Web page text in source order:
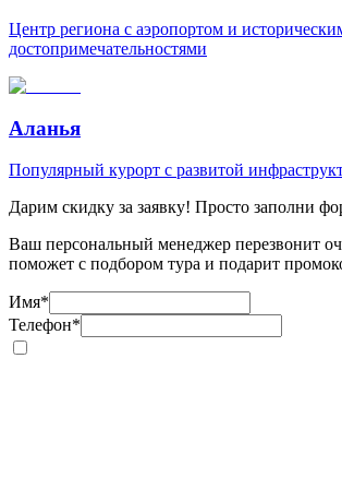
Центр региона с аэропортом и
достопримечательностями
Аланья
Популярный курорт с развитой
Дарим скидку за заявку! Просто заполни
Ваш персональный менеджер перезвонит
поможет с подбором тура и подарит
Имя*
Телефон*